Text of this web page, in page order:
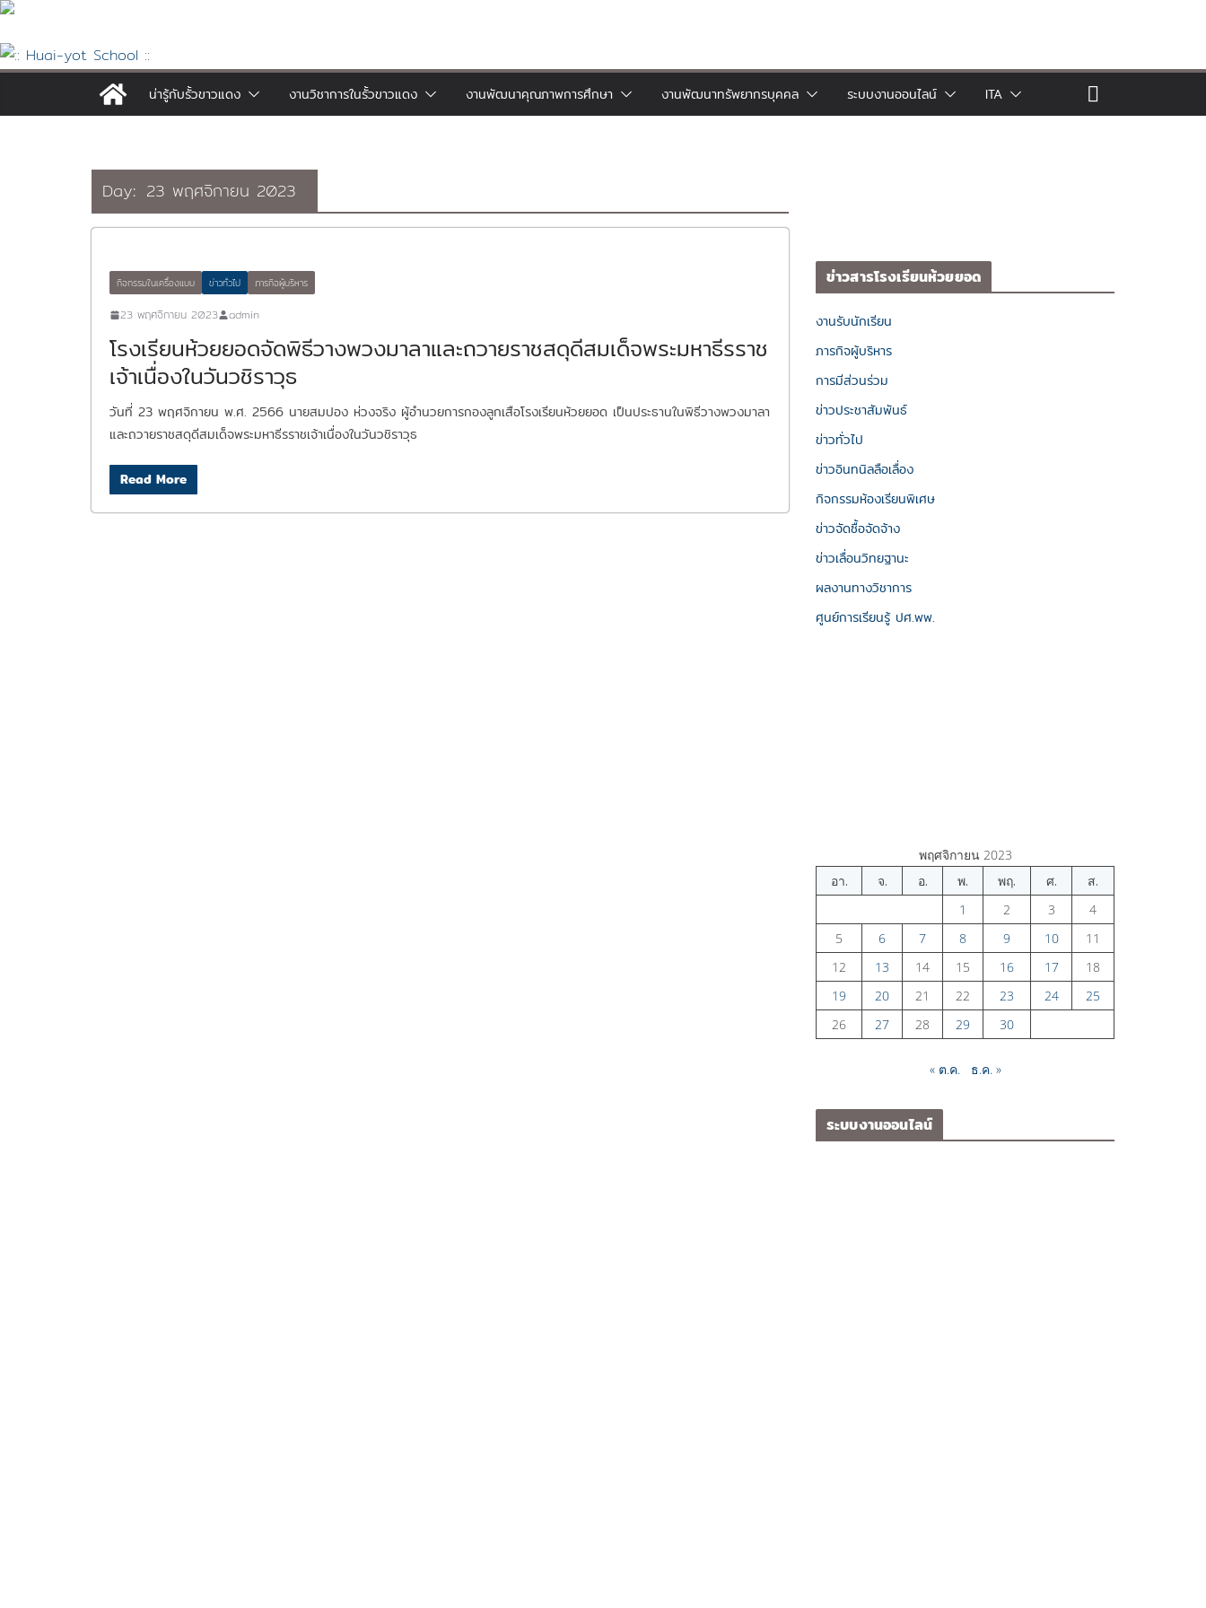
Skip
content
น่ารู้กับรั้วขาวแดง งานวิชาการในรั้วขาวแดง งานพัฒนาคุณภาพการศึกษา งานพัฒนาทรัพยากรบุคคล ระบบงานออนไลน์ ITA
Day: 23 พฤศจิกายน 2023
กิจกรรมในเครื่องแบบ ข่าวทั่วไป ภารกิจผู้บริหาร
23 พฤศจิกายน 2023 admin
โรงเรียนห้วยยอดจัดพิธีวางพวงมาลาและถวายราชสดุดีสมเด็จพระมหาธีรราช
เจ้าเนื่องในวันวชิราวุธ
วันที่ 23 พฤศจิกายน พ.ศ. 2566 นายสมปอง ห่วงจริง ผู้อำนวยการกองลูกเสือโรงเรียนห้วยยอด เป็นประธานในพิธีวางพวงมาลา
และถวายราชสดุดีสมเด็จพระมหาธีรราชเจ้าเนื่องในวันวชิราวุธ
Read More
ข่าวสารโรงเรียนห้วยยอด
งานรับนักเรียน
ภารกิจผู้บริหาร
การมีส่วนร่วม
ข่าวประชาสัมพันธ์
ข่าวทั่วไป
ข่าวอินทนิลลือเลื่อง
กิจกรรมห้องเรียนพิเศษ
ข่าวจัดซื้อจัดจ้าง
ข่าวเลื่อนวิทยฐานะ
ผลงานทางวิชาการ
ศูนย์การเรียนรู้ ปศ.พพ.
พฤศจิกายน 2023
อา.
จ. อ. พ. พฤ. ศ.
ส.
1
2 3
4
5
6 7 8 9 10
11
12
13 14 15 16 17
18
19
20 21 22 23 24
25
26
27 28 29 30
« ต.ค. ธ.ค. »
ระบบงานออนไลน์